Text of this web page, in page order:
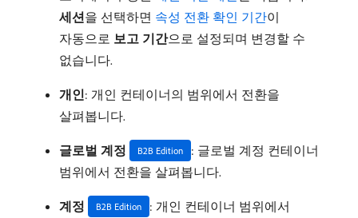
세션​을 선택하면 속성 전환 확인 기간이
자동으로 보고 기간​으로 설정되며 변경할 수
없습니다.
개인: 개인 컨테이너의 범위에서 전환을
살펴봅니다.
글로벌 계정 B2B Edition
: 글로벌 계정 컨테이너
범위에서 전환을 살펴봅니다.
계정 B2B Edition
: 개인 컨테이너 범위에서